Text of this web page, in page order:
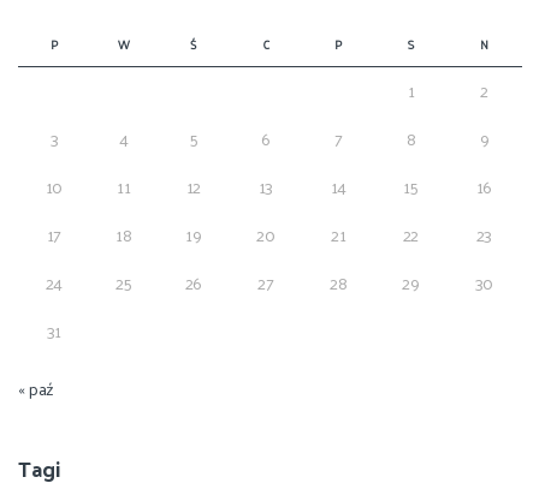
P W Ś C P S N
1
2
3
4 5 6 7 8
9
10
11 12 13 14 15
16
17
18 19 20 21 22
23
24
25 26 27 28 29
30
31
« paź
Tagi